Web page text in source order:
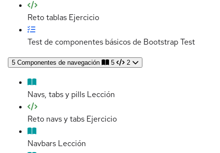
Reto tablas Ejercicio
Test de componentes básicos de BootstrapTest
5 Componentes de navegación 5 2
Navs, tabs y pills Lección
Reto navs y tabs Ejercicio
Navbars Lección